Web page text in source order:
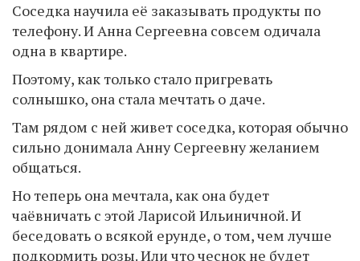
Соседка научила её заказывать продукты по
телефону. И Анна Сергеевна совсем одичала
одна в квартире.
Поэтому, как только стало пригревать
солнышко, она стала мечтать о даче.
Там рядом с ней живет соседка, которая обычно
сильно донимала Анну Сергеевну желанием
общаться.
Но теперь она мечтала, как она будет
чаёвничать с этой Ларисой Ильиничной. И
беседовать о всякой ерунде, о том, чем лучше
подкормить розы. Или что чеснок не будет